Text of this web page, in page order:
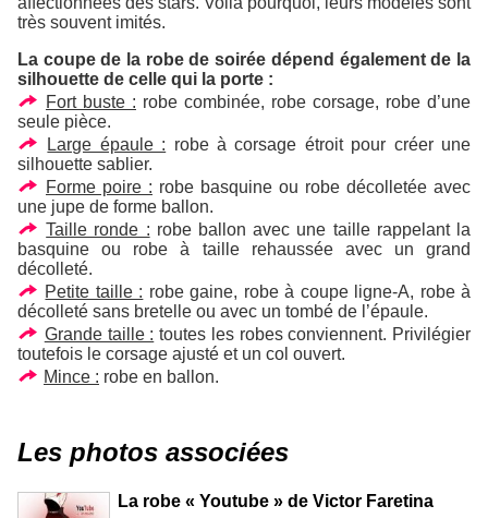
très souvent imités.
La coupe de la robe de soirée dépend également de la
silhouette de celle qui la porte :
Fort buste : robe combinée, robe corsage, robe d’une
seule pièce.
Large épaule : robe à corsage étroit pour créer une
silhouette sablier.
Forme poire : robe basquine ou robe décolletée avec
une jupe de forme ballon.
Taille ronde : robe ballon avec une taille rappelant la
basquine ou robe à taille rehaussée avec un grand
décolleté.
Petite taille : robe gaine, robe à coupe ligne-A, robe à
décolleté sans bretelle ou avec un tombé de l’épaule.
Grande taille : toutes les robes conviennent. Privilégier
toutefois le corsage ajusté et un col ouvert.
Mince : robe en ballon.
Les photos associées
La robe « Youtube » de Victor Faretina